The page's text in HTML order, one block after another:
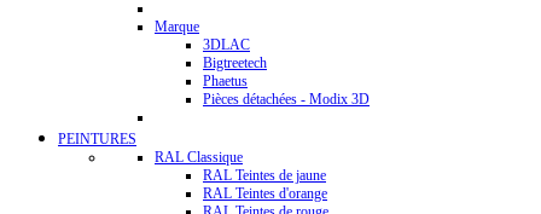
Marque
3DLAC
Bigtreetech
Phaetus
Pièces détachées - Modix 3D
PEINTURES
RAL Classique
RAL Teintes de jaune
RAL Teintes d'orange